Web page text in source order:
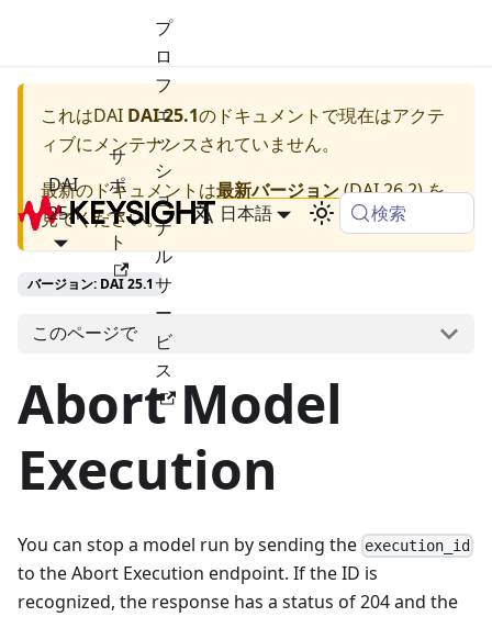
DAI
25.1
サ
ポ
ー
ト
プ
ロ
フ
ェ
ッ
シ
ョ
ナ
ル
サ
ー
ビ
ス
日本語 検索
これはDAI DAI 25.1のドキュメントで現在はアクテ
ィブにメンテナンスされていません。
最新のドキュメントは最新バージョン(DAI 26.2) を
見てください。
バージョン: DAI 25.1
このページで
Abort Model
Execution
You can stop a model run by sending the execution_id
to the Abort Execution endpoint. If the ID is
recognized, the response has a status of 204 and the